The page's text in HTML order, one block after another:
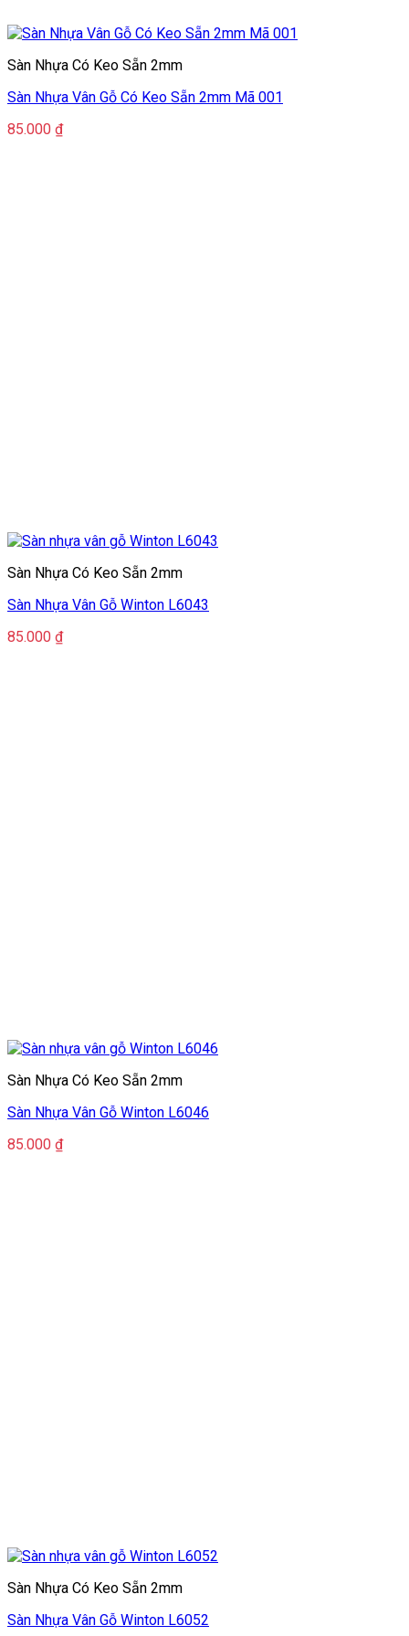
Sàn Nhựa Có Keo Sẵn 2mm
Sàn Nhựa Vân Gỗ Có Keo Sẵn 2mm Mã 001
85.000 ₫
Sàn Nhựa Có Keo Sẵn 2mm
Sàn Nhựa Vân Gỗ Winton L6043
85.000 ₫
Sàn Nhựa Có Keo Sẵn 2mm
Sàn Nhựa Vân Gỗ Winton L6046
85.000 ₫
Sàn Nhựa Có Keo Sẵn 2mm
Sàn Nhựa Vân Gỗ Winton L6052